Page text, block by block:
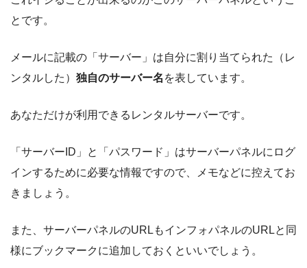
とです。
メールに記載の「サーバー」は自分に割り当てられた（レ
ンタルした） 独自のサーバー名 を表しています。
あなただけが利用できるレンタルサーバーです。
「サーバーID」と「パスワード」はサーバーパネルにログ
インするために必要な情報ですので、メモなどに控えてお
きましょう。
また、サーバーパネルのURLもインフォパネルのURLと同
様にブックマークに追加しておくといいでしょう。